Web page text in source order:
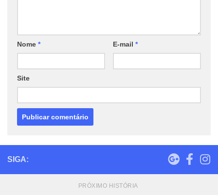
Nome * E-mail *
Site
SIGA:
PRÓXIMO HISTÓRIA